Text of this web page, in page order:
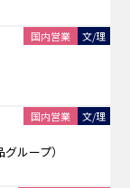
国内営業 文/理
ループ）
国内営業 文/理